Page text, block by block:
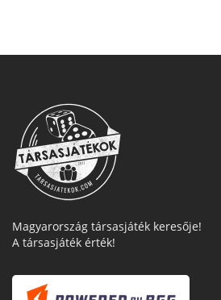
Magyarország társasjáték keresője!
A társasjáték érték!